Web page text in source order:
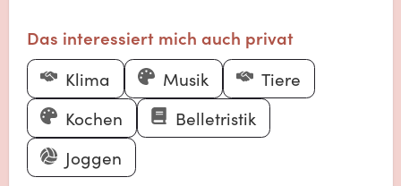
Das interessiert mich auch privat
Klima
Musik
Tiere
Kochen
Belletristik
Joggen